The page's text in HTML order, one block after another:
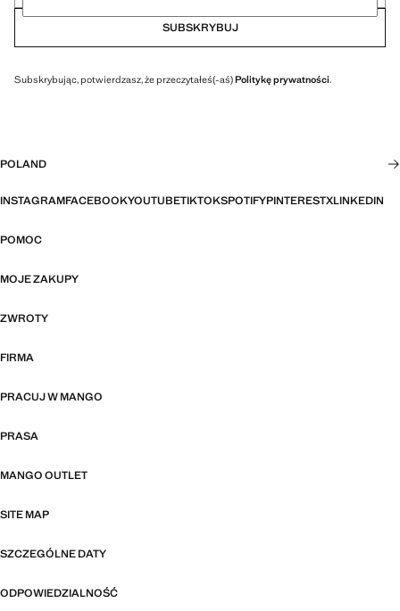
SUBSKRYBUJ
Subskrybując, potwierdzasz, że przeczytałeś(-aś)Politykę prywatności.
POLAND
INSTAGRAMFACEBOOKYOUTUBETIKTOKSPOTIFYPINTERESTXLINKEDIN
POMOC
MOJE ZAKUPY
ZWROTY
FIRMA
PRACUJ W MANGO
PRASA
MANGO OUTLET
SITE MAP
SZCZEGÓLNE DATY
ODPOWIEDZIALNOŚĆ